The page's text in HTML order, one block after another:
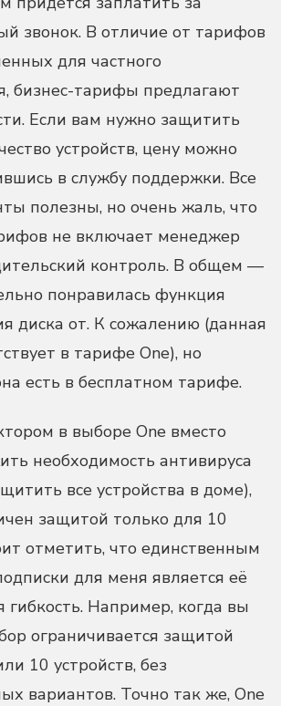
звонок. В отличие от тарифов
для частного
бизнес-тарифы предлагают
Если вам нужно защитить
устройств, цену можно
в службу поддержки. Все
полезны, но очень жаль, что
не включает менеджер
контроль. В общем —
понравилась функция
диска от. К сожалению (данная
в тарифе One), но
есть в бесплатном тарифе.
в выборе One вместо
необходимость антивируса
все устройства в доме),
защитой только для 10
отметить, что единственным
для меня является её
гибкость. Например, когда вы
ограничивается защитой
10 устройств, без
вариантов. Точно так же, One